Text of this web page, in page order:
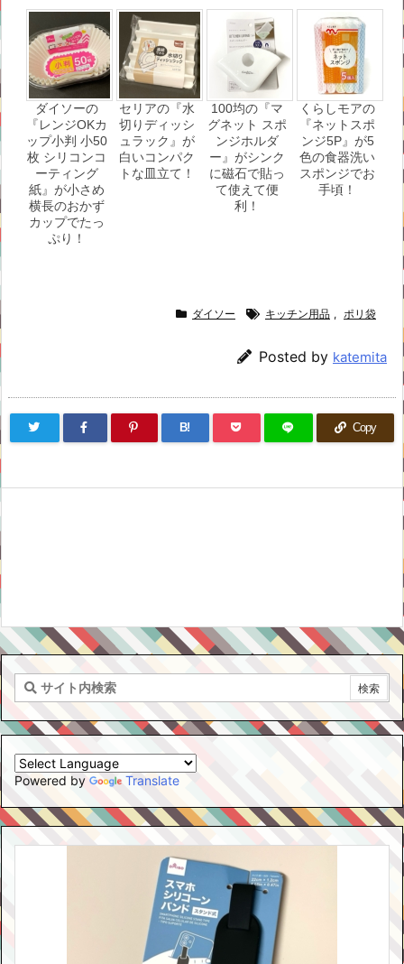
ダイソーの
『レンジOKカ
ップ小判 小50
枚 シリコンコ
ーティング
紙』が小さめ
横長のおかず
カップでたっ
ぷり！
セリアの『水
切りディッシ
ュラック』が
白いコンパク
トな皿立て！
100均の『マ
グネット スポ
ンジホルダ
ー』がシンク
に磁石で貼っ
て使えて便
利！
くらしモアの
『ネットスポ
ンジ5P』が5
色の食器洗い
スポンジでお
手頃！
ダイソー キッチン用品 , ポリ袋
Posted by katemita
B! Copy
Powered by Translate